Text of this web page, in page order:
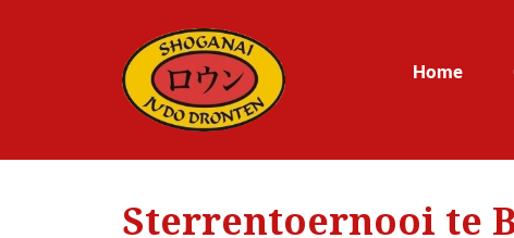
Home
Sterrentoernooi te